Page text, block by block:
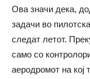
Ова значи дека,
задачи во
следат летот.
само со
аеродромот на кој